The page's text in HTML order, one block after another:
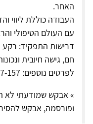
האחר.
העבודה כוללת ליווי
עם העולם הטיפולי
דרישות התפקיד: רקע
חם, גישה חיובית
לפרטים נוספים: 0547-557-157
» אבקש שמודעתי לא
ופורסמה, אבקש